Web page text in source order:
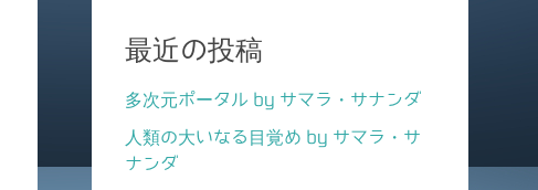
最近の投稿
多次元ポータル by サマラ・サナンダ
人類の大いなる目覚め by サマラ・サ
ナンダ